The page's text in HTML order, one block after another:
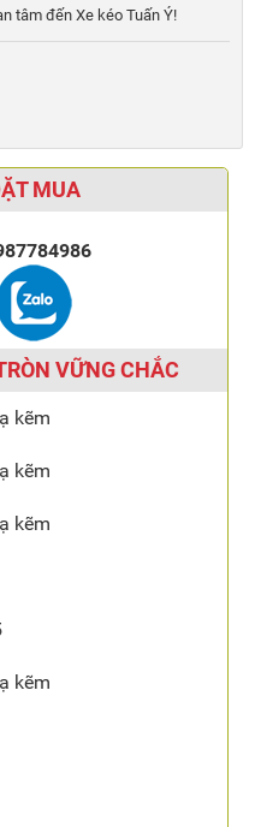
tâm đến Xe kéo Tuấn Ý!
MUA
VỮNG CHẮC
kẽm
kẽm
kẽm
kẽm